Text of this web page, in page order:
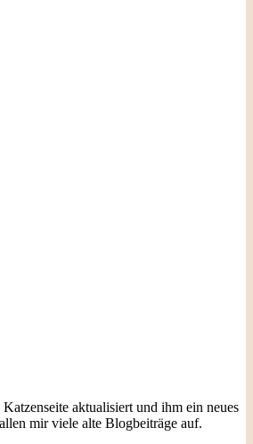
aktualisiert und ihm ein neues
mir viele alte Blogbeiträge auf.